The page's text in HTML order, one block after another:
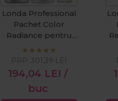
Londa Professional
Pachet Color
Radiance pentru
par vopsit sampon
1000ml + balsam
1000ml + ulei cu
argan Velvet 100ml
194,04 LEI /
buc
PRP:301,39 LEI